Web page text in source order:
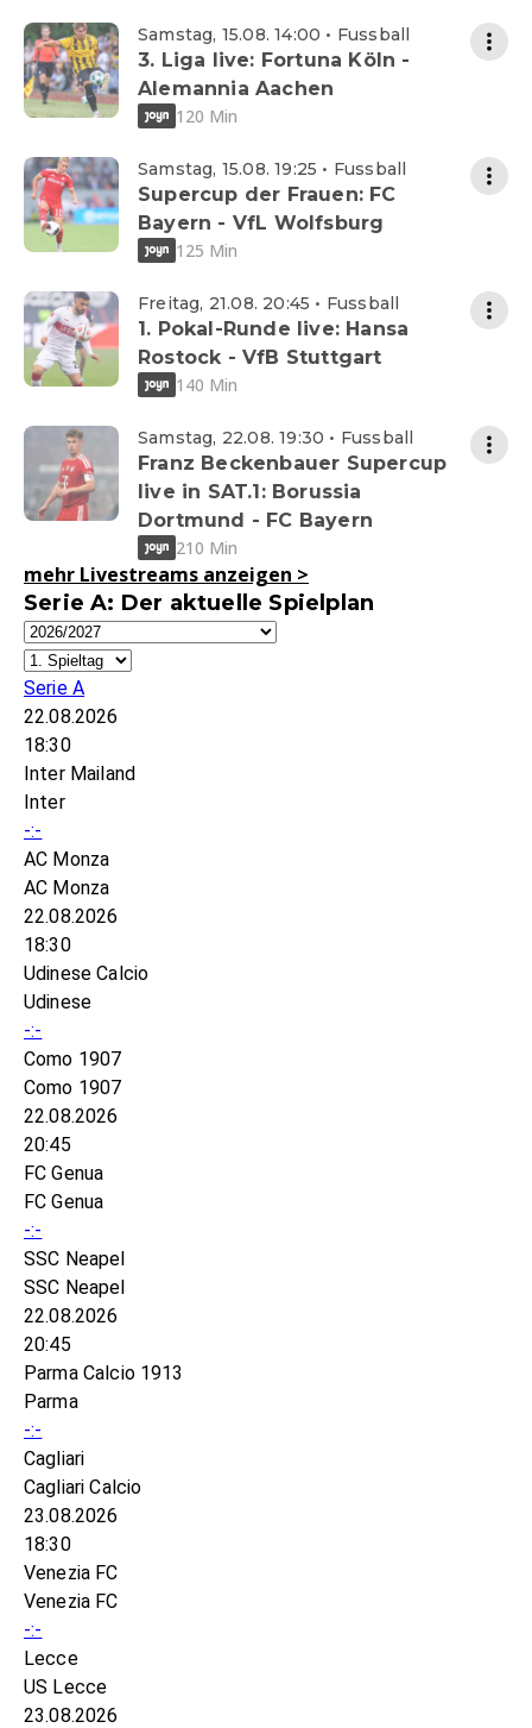
Samstag, 15.08. 14:00 • Fussball
3. Liga live: Fortuna Köln -
Alemannia Aachen
120 Min
Samstag, 15.08. 19:25 • Fussball
Supercup der Frauen: FC
Bayern - VfL Wolfsburg
125 Min
Freitag, 21.08. 20:45 • Fussball
1. Pokal-Runde live: Hansa
Rostock - VfB Stuttgart
140 Min
Samstag, 22.08. 19:30 • Fussball
Franz Beckenbauer Supercup
live in SAT.1: Borussia
Dortmund - FC Bayern
210 Min
mehr Livestreams anzeigen >
Serie A: Der aktuelle Spielplan
Serie A
22.08.2026
18:30
Inter Mailand
Inter
-:-
AC Monza
AC Monza
22.08.2026
18:30
Udinese Calcio
Udinese
-:-
Como 1907
Como 1907
22.08.2026
20:45
FC Genua
FC Genua
-:-
SSC Neapel
SSC Neapel
22.08.2026
20:45
Parma Calcio 1913
Parma
-:-
Cagliari
Cagliari Calcio
23.08.2026
18:30
Venezia FC
Venezia FC
-:-
Lecce
US Lecce
23.08.2026